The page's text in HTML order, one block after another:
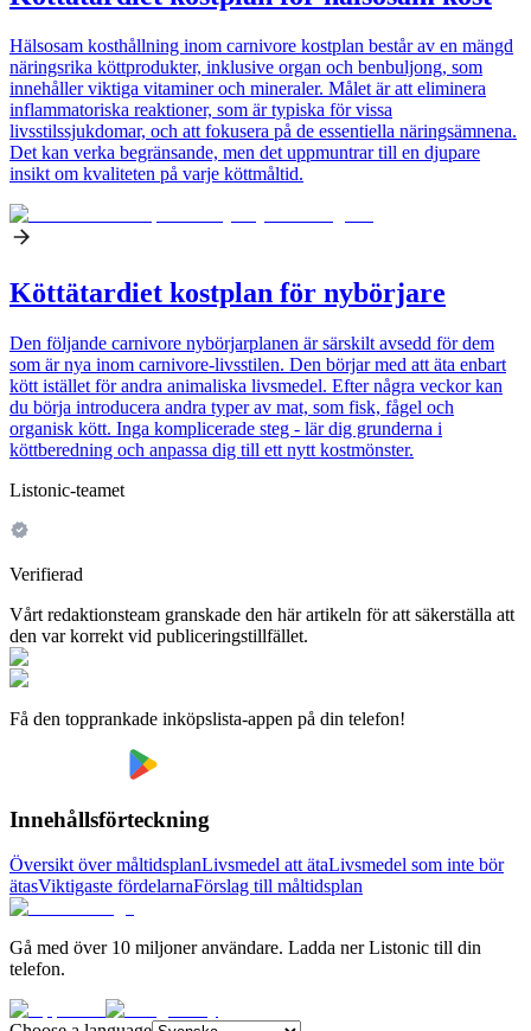
Hälsosam kosthållning inom carnivore kostplan består av en mängd
näringsrika köttprodukter, inklusive organ och benbuljong, som
innehåller viktiga vitaminer och mineraler. Målet är att eliminera
inflammatoriska reaktioner, som är typiska för vissa
livsstilssjukdomar, och att fokusera på de essentiella näringsämnena.
Det kan verka begränsande, men det uppmuntrar till en djupare
insikt om kvaliteten på varje köttmåltid.
Köttätardiet kostplan för nybörjare
Den följande carnivore nybörjarplanen är särskilt avsedd för dem
som är nya inom carnivore-livsstilen. Den börjar med att äta enbart
kött istället för andra animaliska livsmedel. Efter några veckor kan
du börja introducera andra typer av mat, som fisk, fågel och
organisk kött. Inga komplicerade steg - lär dig grunderna i
köttberedning och anpassa dig till ett nytt kostmönster.
Listonic-teamet
Verifierad
Vårt redaktionsteam granskade den här artikeln för att säkerställa att
den var korrekt vid publiceringstillfället.
Få den topprankade inköpslista-appen på din telefon!
Innehållsförteckning
Översikt över måltidsplanLivsmedel att ätaLivsmedel som inte bör
ätasViktigaste fördelarnaFörslag till måltidsplan
Gå med över 10 miljoner användare. Ladda ner Listonic till din
telefon.